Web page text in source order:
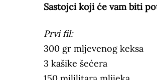
Sastojci koji će vam biti
Prvi fil:
300 gr mljevenog keksa
3 kašike šećera